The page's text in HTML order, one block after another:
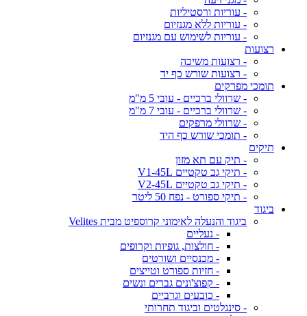
- עוריות ורסטיליות
- עוריות ללא מגנזיום
- עוריות לשימוש עם מגנזיום
רצועות
- רצועות משיכה
- רצועות שורש כף יד
תומכי מפרקים
- שרוולי ברכיים - עובי 5 מ"מ
- שרוולי ברכיים - עובי 7 מ"מ
- שרוולי מרפקים
- תומכי שורש כף היד
תיקים
- תיק עם תא מזון
- תיקי גב טקטיים V1-45L
- תיקי גב טקטיים V2-45L
- תיקי ספורט - נפח 50 ליטר
ביגוד
ביגוד והנעלה לאימוני קרוספיט מבית Velites
- נעליים
- חולצות, גופיות וקרופים
- מכנסיים ושורטים
- חזיות ספורט וטייצים
- קפוצ'ונים גברים ונשים
- כובעים וגרביים
- סינגלטים וביגוד תחרותי